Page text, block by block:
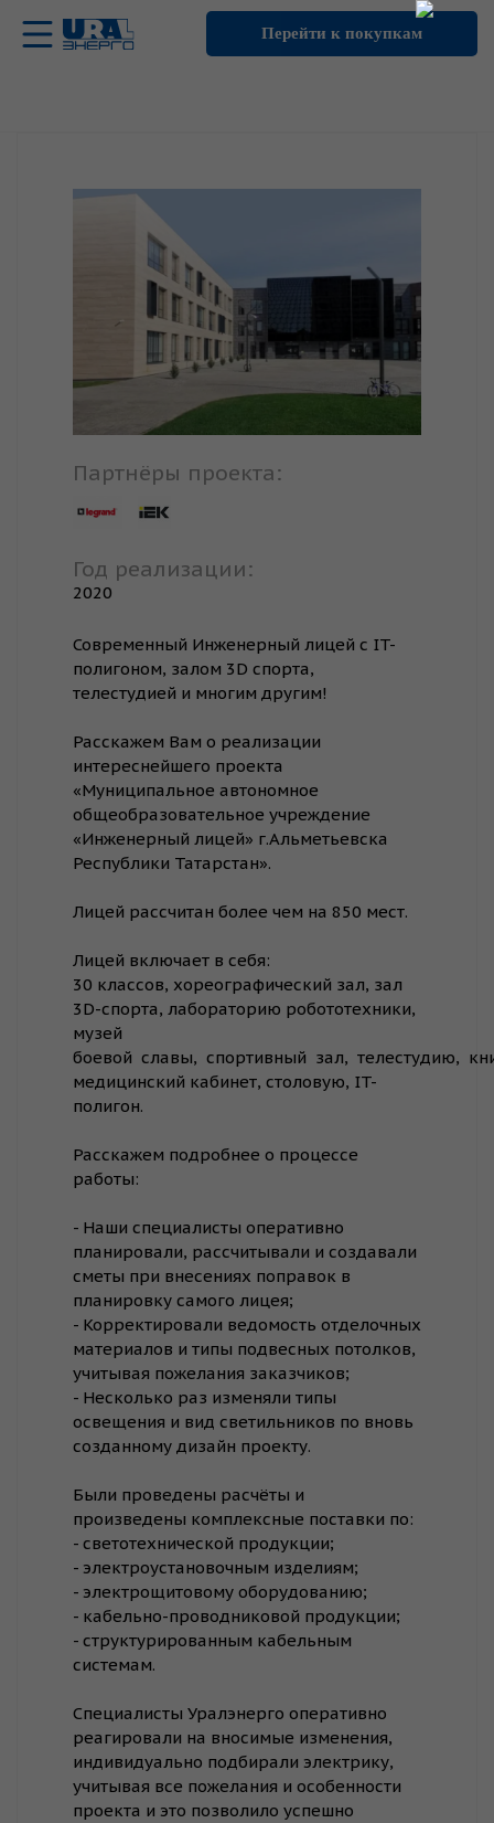
Перейти к покупкам
Партнёры проекта:
Год реализации:
2020
Современный Инженерный лицей с IT-
полигоном, залом 3D спорта,
телестудией и многим другим!
Расскажем Вам о реализации
интереснейшего проекта
«Муниципальное автономное
общеобразовательное учреждение
«Инженерный лицей» г.Альметьевска
Республики Татарстан».
Лицей рассчитан более чем на 850 мест.
Лицей включает в себя:
30 классов, хореографический зал, зал
3D-спорта, лабораторию робототехники,
музей
боевой славы, спортивный зал, телестудию,
медицинский кабинет, столовую, IT-
полигон.
Расскажем подробнее о процессе
работы:
- Наши специалисты оперативно
планировали, рассчитывали и создавали
сметы при внесениях поправок в
планировку самого лицея;
- Корректировали ведомость отделочных
материалов и типы подвесных потолков,
учитывая пожелания заказчиков;
- Несколько раз изменяли типы
освещения и вид светильников по вновь
созданному дизайн проекту.
Были проведены расчёты и
произведены комплексные поставки по:
- светотехнической продукции;
- электроустановочным изделиям;
- электрощитовому оборудованию;
- кабельно-проводниковой продукции;
- структурированным кабельным
системам.
Специалисты Уралэнерго оперативно
реагировали на вносимые изменения,
индивидуально подбирали электрику,
учитывая все пожелания и особенности
проекта и это позволило успешно